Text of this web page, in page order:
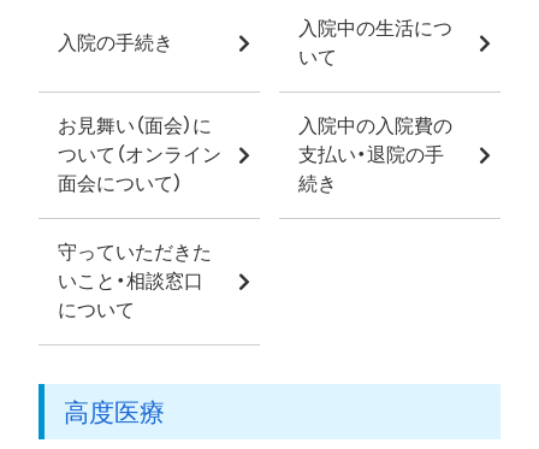
入院の手続き
入院中の生活につ
いて
お見舞い（面会）に
ついて（オンライン
面会について）
入院中の入院費の
支払い・退院の手
続き
守っていただきた
いこと・相談窓口
について
高度医療